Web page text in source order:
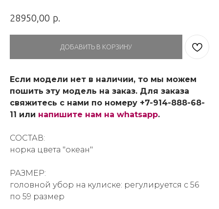
28950,00 р.
ДОБАВИТЬ В КОРЗИНУ
Если модели нет в наличии, то мы можем
пошить эту модель на заказ. Для заказа
свяжитесь с нами по номеру +7-914-888-68-
11 или напишите нам на whatsapp.
СОСТАВ:
норка цвета "океан"
РАЗМЕР:
головной убор на кулиске: регулируется с 56
по 59 размер